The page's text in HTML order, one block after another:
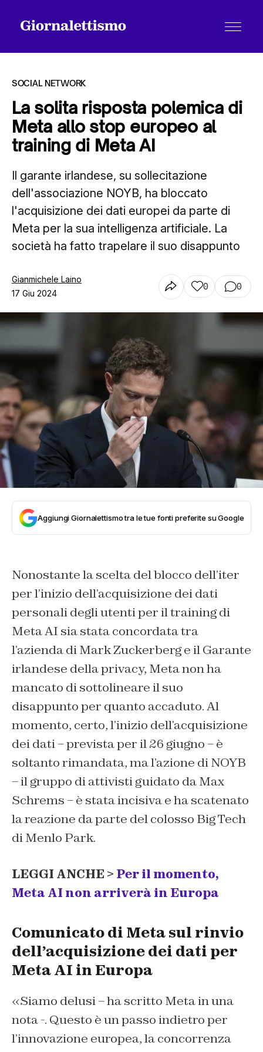
Tutti gli articoli
Chi siamo
Contatti
SOCIAL NETWORK
La solita risposta polemica di
Meta allo stop europeo al
training di Meta AI
Il garante irlandese, su sollecitazione
dell'associazione NOYB, ha bloccato
l'acquisizione dei dati europei da parte di
Meta per la sua intelligenza artificiale. La
società ha fatto trapelare il suo disappunto
Gianmichele Laino
17 Giu 2024
0 0
Aggiungi Giornalettismo tra le tue fonti preferite su Google
Nonostante la scelta del blocco dell’iter
per l’inizio dell’acquisizione dei dati
personali degli utenti per il training di
Meta AI sia stata concordata tra
l’azienda di Mark Zuckerberg e il Garante
irlandese della privacy, Meta non ha
mancato di sottolineare il suo
disappunto per quanto accaduto. Al
momento, certo, l’inizio dell’acquisizione
dei dati – prevista per il 26 giugno – è
soltanto rimandata, ma l’azione di NOYB
– il gruppo di attivisti guidato da Max
Schrems – è stata incisiva e ha scatenato
la reazione da parte del colosso Big Tech
di Menlo Park.
LEGGI ANCHE > Per il momento,
Meta AI non arriverà in Europa
Comunicato di Meta sul rinvio
dell’acquisizione dei dati per
Meta AI in Europa
«Siamo delusi – ha scritto Meta in una
nota -. Questo è un passo indietro per
l’innovazione europea, la concorrenza